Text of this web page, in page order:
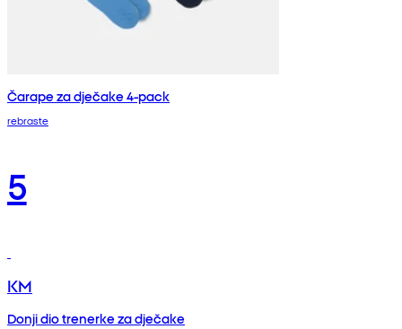
Čarape za dječake 4-pack
rebraste
5
KM
Donji dio trenerke za dječake